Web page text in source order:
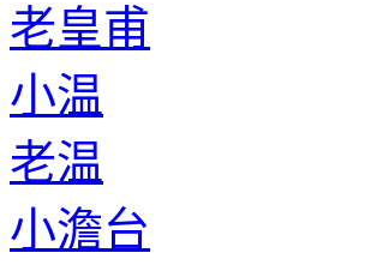
老皇甫
小温
老温
小澹台